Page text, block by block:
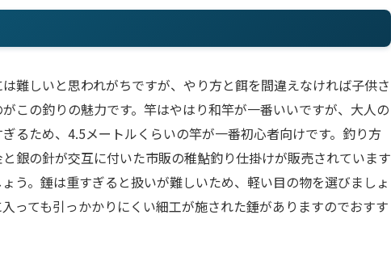
難しいと思われがちですが、やり方と餌を間違えなければ子供さ
この釣りの魅力です。竿はやはり和竿が一番いいですが、大人の
るため、4.5メートルくらいの竿が一番初心者向けです。釣り方
銀の針が交互に付いた市販の稚鮎釣り仕掛けが販売されています
う。錘は重すぎると扱いが難しいため、軽い目の物を選びましょ
っても引っかかりにくい細工が施された錘がありますのでおすす